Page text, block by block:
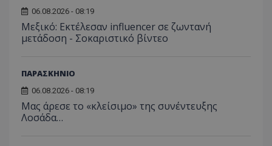
06.08.2026 - 08:19
Μεξικό: Εκτέλεσαν influencer σε ζωντανή
μετάδοση - Σοκαριστικό βίντεο
ΠΑΡΑΣΚΗΝΙΟ
06.08.2026 - 08:19
Μας άρεσε το «κλείσιμο» της συνέντευξης
Λοσάδα…